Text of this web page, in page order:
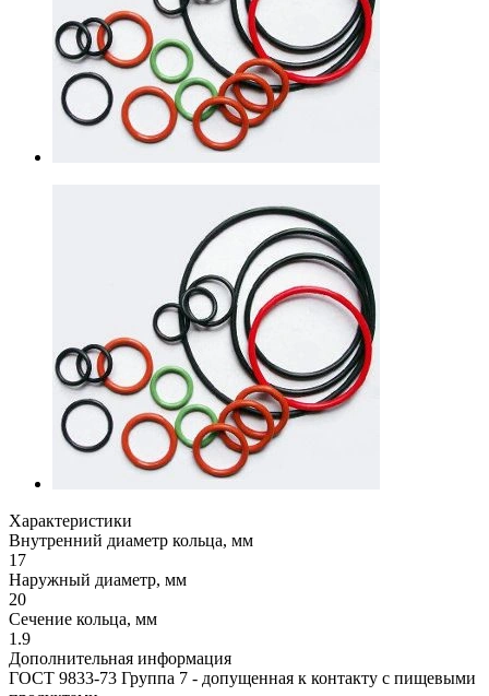
Характеристики
Внутренний диаметр кольца, мм
17
Наружный диаметр, мм
20
Сечение кольца, мм
1.9
Дополнительная информация
ГОСТ 9833-73 Группа 7 - допущенная к контакту с пищевыми